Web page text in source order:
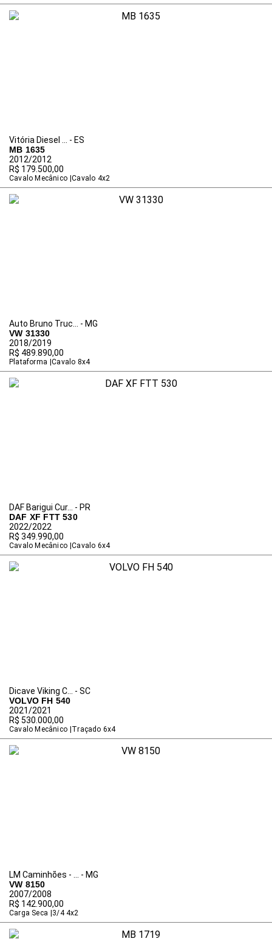
Vitória Diesel ... - ES
MB 1635
2012/2012
R$ 179.500,00
Cavalo Mecânico Cavalo 4x2
Auto Bruno Truc... - MG
VW 31330
2018/2019
R$ 489.890,00
Plataforma Cavalo 8x4
DAF Barigui Cur... - PR
DAF XF FTT 530
2022/2022
R$ 349.990,00
Cavalo Mecânico Cavalo 6x4
Dicave Viking C... - SC
VOLVO FH 540
2021/2021
R$ 530.000,00
Cavalo Mecânico Traçado 6x4
LM Caminhões - ... - MG
VW 8150
2007/2008
R$ 142.900,00
Carga Seca 3/4 4x2